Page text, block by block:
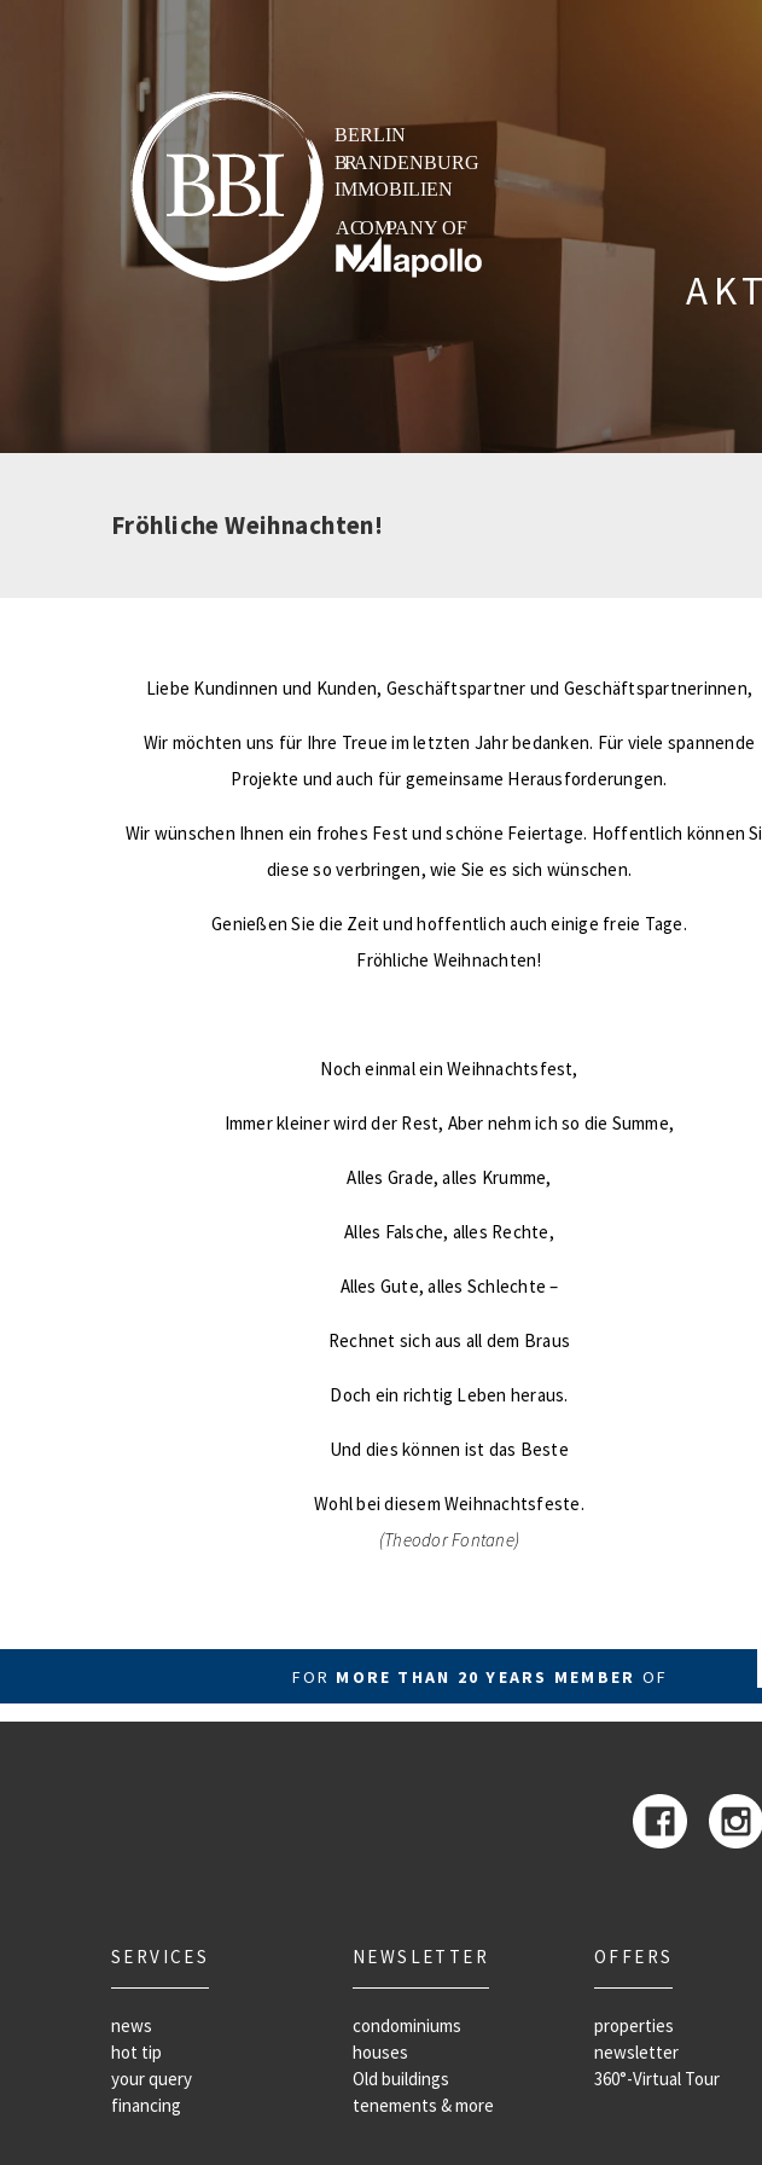
Fröhliche Weihnachten!
Liebe Kundinnen und Kunden, Geschäftspartner und Geschäftspartnerinnen,
Wir möchten uns für Ihre Treue im letzten Jahr bedanken. Für viele spannende
Projekte und auch für gemeinsame Herausforderungen.
Wir wünschen Ihnen ein frohes Fest und schöne Feiertage. Hoffentlich können
diese so verbringen, wie Sie es sich wünschen.
Genießen Sie die Zeit und hoffentlich auch einige freie Tage.
Fröhliche Weihnachten!
Noch einmal ein Weihnachtsfest,
Immer kleiner wird der Rest, Aber nehm ich so die Summe,
Alles Grade, alles Krumme,
Alles Falsche, alles Rechte,
Alles Gute, alles Schlechte –
Rechnet sich aus all dem Braus
Doch ein richtig Leben heraus.
Und dies können ist das Beste
Wohl bei diesem Weihnachtsfeste.
(Theodor Fontane)
FOR MORE THAN 20 YEARS MEMBER OF
SERVICES
news
hot tip
your query
financing
NEWSLETTER
condominiums
houses
Old buildings
tenements & more
OFFERS
properties
newsletter
360°-Virtual Tour